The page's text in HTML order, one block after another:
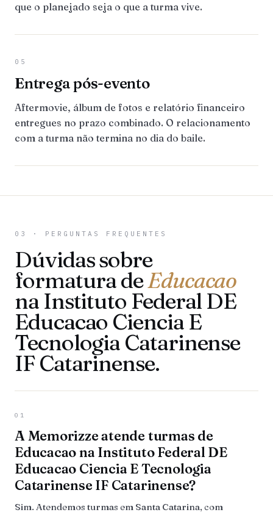
que o planejado seja o que a turma vive.
05
Entrega pós-evento
Aftermovie, álbum de fotos e relatório financeiro
entregues no prazo combinado. O relacionamento
com a turma não termina no dia do baile.
03 · PERGUNTAS FREQUENTES
Dúvidas sobre
formatura deEducacao
na Instituto Federal DE
Educacao Ciencia E
Tecnologia Catarinense
IF Catarinense.
01
A Memorizze atende turmas de
Educacao na Instituto Federal DE
Educacao Ciencia E Tecnologia
Catarinense IF Catarinense?
Sim. Atendemos turmas em Santa Catarina, com